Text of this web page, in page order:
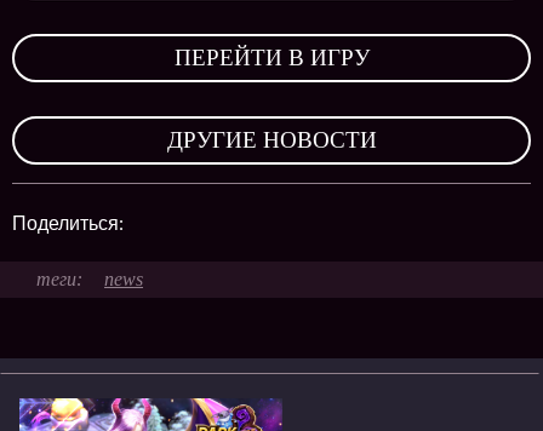
ПЕРЕЙТИ В ИГРУ
ДРУГИЕ НОВОСТИ
Поделиться:
news